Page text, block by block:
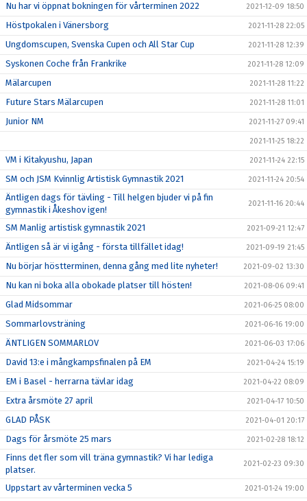
Nu har vi öppnat bokningen för vårterminen 2022 2021-12-09 18:50
Höstpokalen i Vänersborg 2021-11-28 22:05
Ungdomscupen, Svenska Cupen och All Star Cup 2021-11-28 12:39
Syskonen Coche från Frankrike 2021-11-28 12:09
Mälarcupen 2021-11-28 11:22
Future Stars Mälarcupen 2021-11-28 11:01
Junior NM 2021-11-27 09:41
2021-11-25 18:22
VM i Kitakyushu, Japan 2021-11-24 22:15
SM och JSM Kvinnlig Artistisk Gymnastik 2021 2021-11-24 20:54
Äntligen dags för tävling - Till helgen bjuder vi på fin
gymnastik i Åkeshov igen!
2021-11-16 20:44
SM Manlig artistisk gymnastik 2021 2021-09-21 12:47
Äntligen så är vi igång - första tillfället idag! 2021-09-19 21:45
Nu börjar höstterminen, denna gång med lite nyheter! 2021-09-02 13:30
Nu kan ni boka alla obokade platser till hösten! 2021-08-06 09:41
Glad Midsommar 2021-06-25 08:00
Sommarlovsträning 2021-06-16 19:00
ÄNTLIGEN SOMMARLOV 2021-06-03 17:06
David 13:e i mångkampsfinalen på EM 2021-04-24 15:19
EM i Basel - herrarna tävlar idag 2021-04-22 08:09
Extra årsmöte 27 april 2021-04-17 10:50
GLAD PÅSK 2021-04-01 20:17
Dags för årsmöte 25 mars 2021-02-28 18:12
Finns det fler som vill träna gymnastik? Vi har lediga
platser.
2021-02-23 09:30
Uppstart av vårterminen vecka 5 2021-01-24 19:00